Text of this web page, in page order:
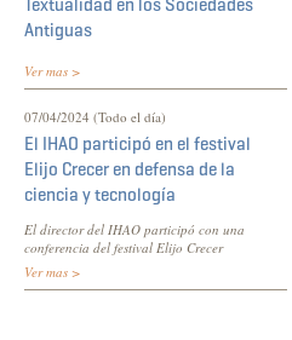
Textualidad en los Sociedades
Antiguas
Ver mas >
07/04/2024 (Todo el día)
El IHAO participó en el festival
Elijo Crecer en defensa de la
ciencia y tecnología
El director del IHAO participó con una
conferencia del festival Elijo Crecer
Ver mas >